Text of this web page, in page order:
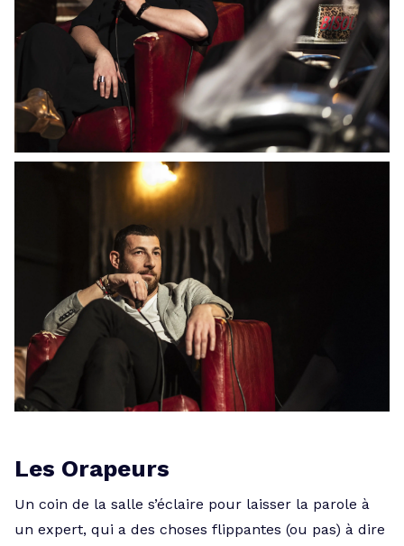
Les Orapeurs
Un coin de la salle s’éclaire pour laisser la parole à
un expert, qui a des choses flippantes (ou pas) à dire